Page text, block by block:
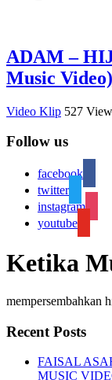
ADAM –
Music Video)
Video Klip 527
Follow us
facebook
twitter
instagram
youtube
Ketika
mempersembahkan
Recent Posts
FAISAL
MUSIC